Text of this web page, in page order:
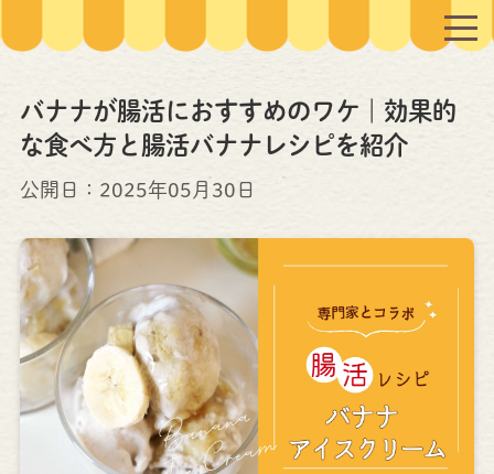
バナナが腸活におすすめのワケ｜効果的
な食べ方と腸活バナナレシピを紹介
公開日： 2025年05月30日